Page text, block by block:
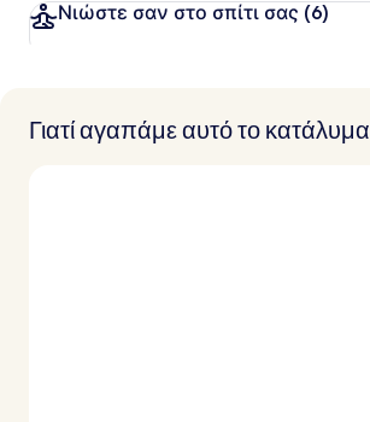
Νιώστε σαν στο σπίτι σας (6)
Γιατί αγαπάμε αυτό το κατάλυμα